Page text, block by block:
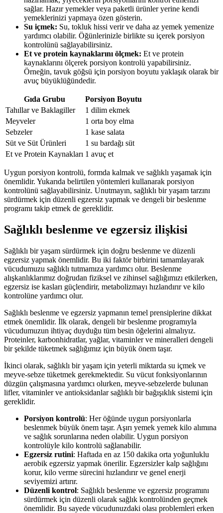
sağlar. Hazır yemekler veya paketli ürünler yerine kendi
yemeklerinizi yapmaya özen gösterin.
Su içmek: Su, tokluk hissi verir ve daha az yemek yemenize
yardımcı olabilir. Öğünlerinizle birlikte su içerek porsiyon
kontrolünü sağlayabilirsiniz.
Et ve protein kaynaklarını ölçmek: Et ve protein
kaynaklarını ölçerek porsiyon kontrolü yapabilirsiniz.
Örneğin, tavuk göğsü için porsiyon boyutu yaklaşık olarak bir
avuç büyüklüğündedir.
Gıda Grubu
Porsiyon Boyutu
Tahıllar ve Baklagiller
1 dilim ekmek
Meyveler
1 orta boy elma
Sebzeler
1 kase salata
Süt ve Süt Ürünleri
1 su bardağı süt
Et ve Protein Kaynakları 1 avuç et
Uygun porsiyon kontrolü, formda kalmak ve sağlıklı yaşamak için
önemlidir. Yukarıda belirtilen yöntemleri kullanarak porsiyon
kontrolünü sağlayabilirsiniz. Unutmayın, sağlıklı bir yaşam tarzını
sürdürmek için düzenli egzersiz yapmak ve dengeli bir beslenme
programı takip etmek de gereklidir.
Sağlıklı beslenme ve egzersiz ilişkisi
Sağlıklı bir yaşam sürdürmek için doğru beslenme ve düzenli
egzersiz yapmak önemlidir. Bu iki faktör birbirini tamamlayarak
vücudumuzu sağlıklı tutmamıza yardımcı olur. Beslenme
alışkanlıklarımız doğrudan fiziksel ve zihinsel sağlığımızı etkilerken,
egzersiz ise kasları güçlendirir, metabolizmayı hızlandırır ve kilo
kontrolüne yardımcı olur.
Sağlıklı beslenme ve egzersiz yapmanın temel prensiplerine dikkat
etmek önemlidir. İlk olarak, dengeli bir beslenme programıyla
vücudumuzun ihtiyaç duyduğu tüm besin öğelerini almalıyız.
Proteinler, karbonhidratlar, yağlar, vitaminler ve mineralleri dengeli
bir şekilde tüketmek sağlığımız için büyük önem taşır.
İkinci olarak, sağlıklı bir yaşam için yeterli miktarda su içmek ve
meyve-sebze tüketmek gerekmektedir. Su vücut fonksiyonlarının
düzgün çalışmasına yardımcı olurken, meyve-sebzelerde bulunan
lifler, vitaminler ve antioksidanlar sağlıklı bir bağışıklık sistemi için
gereklidir.
Porsiyon kontrolü: Her öğünde uygun porsiyonlarla
beslenmek büyük önem taşır. Aşırı yemek yemek kilo alımına
ve sağlık sorunlarına neden olabilir. Uygun porsiyon
kontrolüyle kilo kontrolü sağlanabilir.
Egzersiz rutini: Haftada en az 150 dakika orta yoğunluklu
aerobik egzersiz yapmak önerilir. Egzersizler kalp sağlığını
korur, kilo verme sürecini hızlandırır ve genel enerji
seviyemizi artırır.
Düzenli kontrol: Sağlıklı beslenme ve egzersiz programını
sürdürmek için düzenli olarak sağlık kontrolünden geçmek
önemlidir. Bu sayede vücudunuzdaki olası problemleri erken